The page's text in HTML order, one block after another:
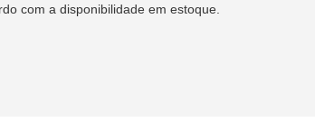
com a disponibilidade em estoque.